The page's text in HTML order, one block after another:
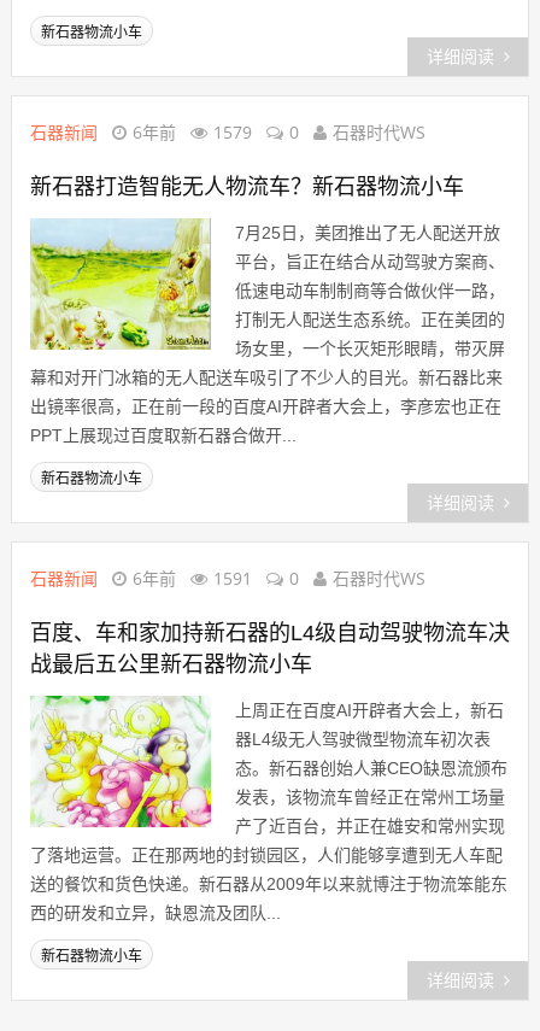
新石器物流小车
详细阅读
石器新闻 6年前 1579 0 石器时代WS
新石器打造智能无人物流车？新石器物流小车
7月25日，美团推出了无人配送开放
平台，旨正在结合从动驾驶方案商、
低速电动车制制商等合做伙伴一路，
打制无人配送生态系统。正在美团的
场女里，一个长灭矩形眼睛，带灭屏
幕和对开门冰箱的无人配送车吸引了不少人的目光。新石器比来
出镜率很高，正在前一段的百度AI开辟者大会上，李彦宏也正在
PPT上展现过百度取新石器合做开...
新石器物流小车
详细阅读
石器新闻 6年前 1591 0 石器时代WS
百度、车和家加持新石器的L4级自动驾驶物流车决
战最后五公里新石器物流小车
上周正在百度AI开辟者大会上，新石
器L4级无人驾驶微型物流车初次表
态。新石器创始人兼CEO缺恩流颁布
发表，该物流车曾经正在常州工场量
产了近百台，并正在雄安和常州实现
了落地运营。正在那两地的封锁园区，人们能够享遭到无人车配
送的餐饮和货色快递。新石器从2009年以来就博注于物流笨能东
西的研发和立异，缺恩流及团队...
新石器物流小车
详细阅读